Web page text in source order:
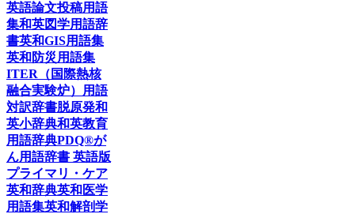
英語論文投稿用語
集和英図学用語辞
書英和GIS用語集
英和防災用語集
ITER（国際熱核
融合実験炉）用語
対訳辞書脱原発和
英小辞典和英教育
用語辞典PDQ®が
ん用語辞書 英語版
プライマリ・ケア
英和辞典英和医学
用語集英和解剖学